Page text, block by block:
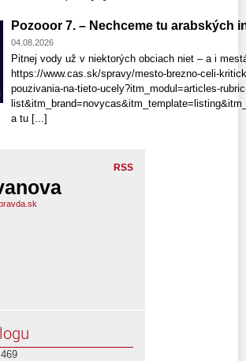
Pozooor 7. – Nechceme tu arabských
04.08.2026
Pitnej vody už v niektorých obciach niet – a i
https://www.cas.sk/spravy/mesto-brezno-celi-
pouzivania-na-tieto-ucely?itm_modul=articles-
a tu [...]
RSS